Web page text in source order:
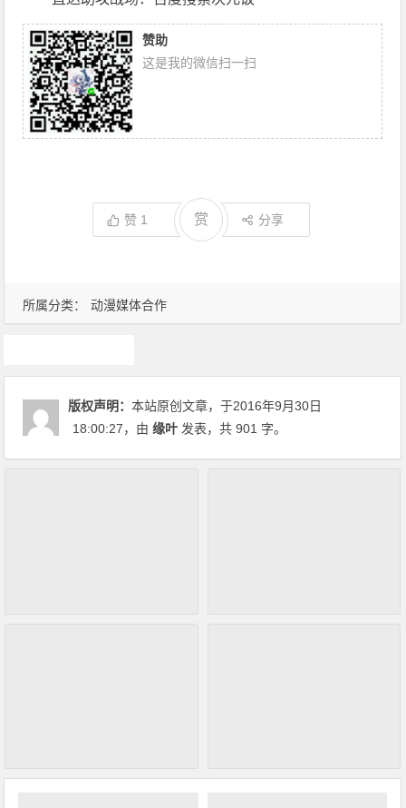
所属分类： 动漫媒体合作
赞助
这是我的微信扫一扫
赞 1 赏 分享
版权声明：本站原创文章，于2016年9月30日
18:00:27，由缘叶 发表，共 901 字。